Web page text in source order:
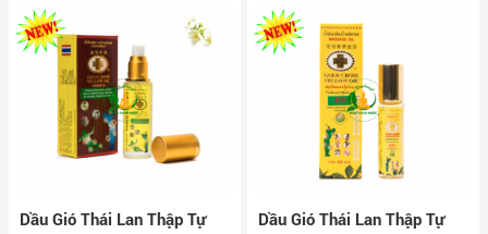
Dầu Gió Thái Lan Thập Tự
Dầu Gió Thái Lan Thập Tự